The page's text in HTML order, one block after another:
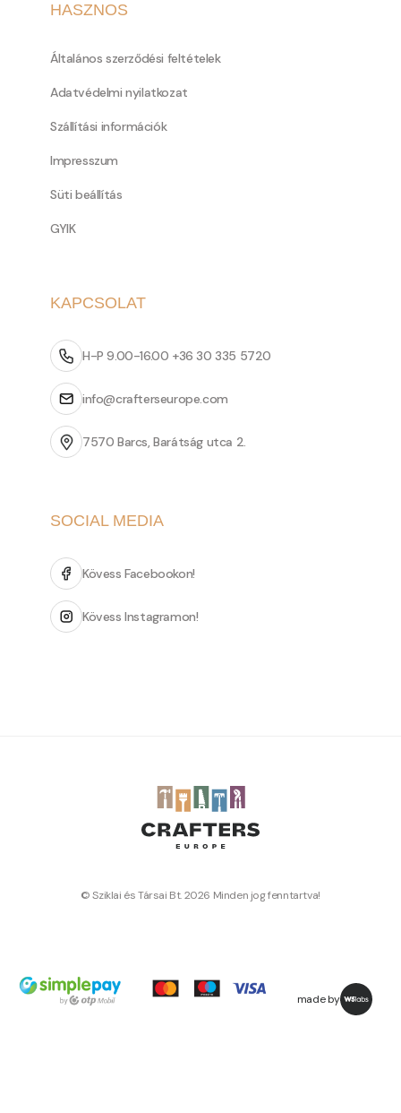
HASZNOS
Általános szerződési feltételek
Adatvédelmi nyilatkozat
Szállítási információk
Impresszum
Süti beállítás
GYIK
KAPCSOLAT
H-P 9.00-16.00 +36 30 335 5720
info@crafterseurope.com
7570 Barcs, Barátság utca 2.
SOCIAL MEDIA
Kövess Facebookon!
Kövess Instagramon!
© Sziklai és Társai Bt. 2026 Minden jog fenntartva!
made by